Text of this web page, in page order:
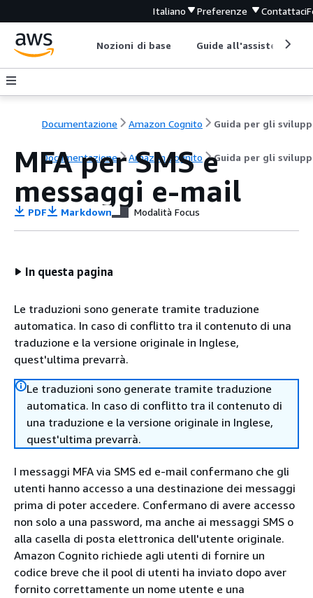
Italiano Preferenze Contattaci
Nozioni di base Guide all'assistenza
Documentazione Amazon Cognito
Documentazione Amazon Cognito Guida per gli
MFA per SMS e
messaggi e-mail
PDF Markdown Modalità Focus
In questa pagina
Le traduzioni sono generate tramite traduzione
automatica. In caso di conflitto tra il contenuto di una
traduzione e la versione originale in Inglese,
quest'ultima prevarrà.
Le traduzioni sono generate tramite traduzione
automatica. In caso di conflitto tra il contenuto di
una traduzione e la versione originale in Inglese,
quest'ultima prevarrà.
I messaggi MFA via SMS ed e-mail confermano che gli
utenti hanno accesso a una destinazione dei messaggi
prima di poter accedere. Confermano di avere accesso
non solo a una password, ma anche ai messaggi SMS o
alla casella di posta elettronica dell'utente originale.
Amazon Cognito richiede agli utenti di fornire un
codice breve che il pool di utenti ha inviato dopo aver
fornito correttamente un nome utente e una